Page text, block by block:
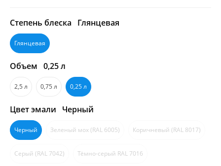
Степень блеска Глянцевая
Глянцевая
Объем 0,25 л
2,5 л 0,75 л 0,25 л
Цвет эмали Черный
Черный Зеленый мох (RAL 6005) Коричневый (RAL 8017)
Серый (RAL 7042) Тёмно-серый RAL 7016